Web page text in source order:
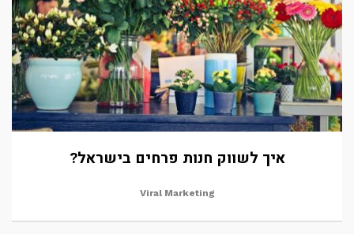
איך לשווק חנות פרחים בישראל?
Viral Marketing